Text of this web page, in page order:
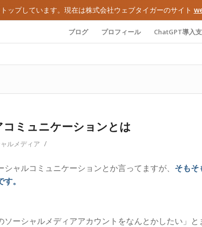
ップしています。現在は株式会社ウェブタイガーのサイト
ブログ プロフィール ChatGPT導入
ミュニケーションとは
ルメディア /
ャルコミュニケーションとか言ってますが、 そもそ
。
ソーシャルメディアアカウントをなんとかしたい」と